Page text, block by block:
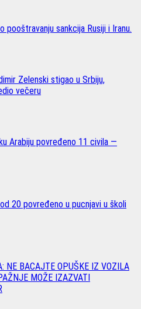
pooštravanju sankcija Rusiji i Iranu.
Zelenski stigao u Srbiju,
večeru
Arabiju povređeno 11 civila —
20 povređeno u pucnjavi u školi
NE BACAJTE OPUŠKE IZ VOZILA
MOŽE IZAZVATI